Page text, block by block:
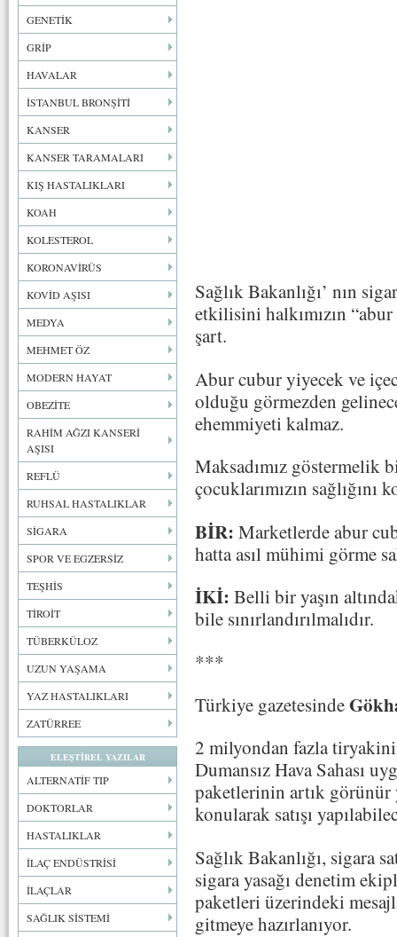
GENETİK
GRİP
HAVALAR
İSTANBUL BRONŞİTİ
KANSER
KANSER TARAMALARI
KIŞ HASTALIKLARI
KOAH
KOLESTEROL
KORONAVİRÜS
KOVİD AŞISI
MEDYA
MEHMET ÖZ
MODERN HAYAT
OBEZİTE
RAHİM AĞZI KANSERİ
AŞISI
REFLÜ
RUHSAL HASTALIKLAR
SİGARA
SPOR VE EGZERSİZ
TEŞHİS
TİROİT
TÜBERKÜLOZ
UZUN YAŞAMA
YAZ HASTALIKLARI
ZATÜRREE
ELEŞTİREL YAZILAR
ALTERNATİF TIP
DOKTORLAR
HASTALIKLAR
İLAÇ ENDÜSTRİSİ
İLAÇLAR
SAĞLIK SİSTEMİ
Sağlık Bakanlığı’ nın
etkilisini halkımızın
şart.
Abur cubur yiyecek ve
olduğu görmezden
ehemmiyeti kalmaz.
Maksadımız göstermelik
çocuklarımızın sağlığını
BİR: Marketlerde abur
hatta asıl mühimi görme
İKİ: Belli bir yaşın
bile sınırlandırılmalıdır.
***
Türkiye gazetesinde
2 milyondan fazla
Dumansız Hava Sahası
paketlerinin artık görünür
konularak satışı
Sağlık Bakanlığı, sigara
sigara yasağı denetim
paketleri üzerindeki
gitmeye hazırlanıyor.